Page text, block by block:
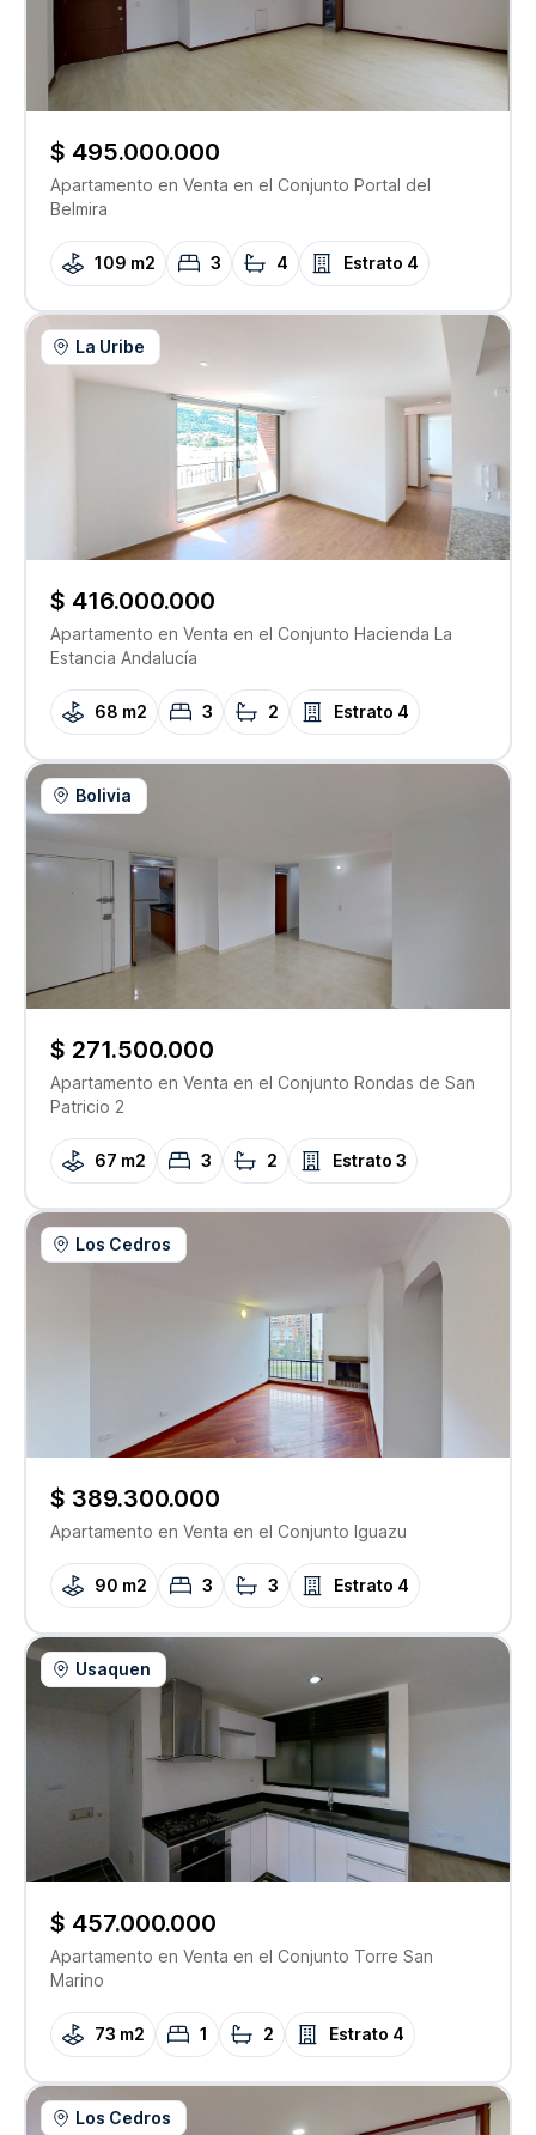
$ 495.000.000
Apartamento en Venta en el Conjunto Portal del
Belmira
109 m2 3 4 Estrato 4
La Uribe
$ 416.000.000
Apartamento en Venta en el Conjunto Hacienda La
Estancia Andalucía
68 m2 3 2 Estrato 4
Bolivia
$ 271.500.000
Apartamento en Venta en el Conjunto Rondas de San
Patricio 2
67 m2 3 2 Estrato 3
Los Cedros
$ 389.300.000
Apartamento en Venta en el Conjunto Iguazu
90 m2 3 3 Estrato 4
Usaquen
$ 457.000.000
Apartamento en Venta en el Conjunto Torre San
Marino
73 m2 1 2 Estrato 4
Los Cedros